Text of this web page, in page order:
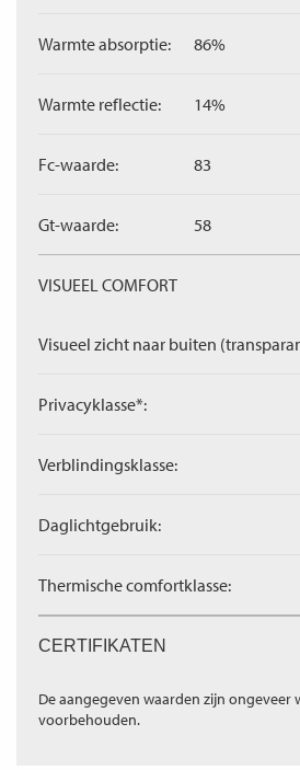
Warmte absorptie: 86%
Warmte reflectie: 14%
Fc-waarde: 83
Gt-waarde: 58
VISUEEL COMFORT
Visueel zicht naar buiten
Privacyklasse*:
Verblindingsklasse:
Daglichtgebruik:
Thermische comfortklasse:
CERTIFIKATEN
De aangegeven waarden zijn ongeveer
voorbehouden.